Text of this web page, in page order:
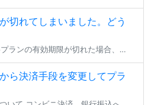
切れてしまいました。どう
毎月1日に参加していた有料プランの有効期限が切れた場合、登録状態は支払い猶予期間へと移行します。 23日23:59までの間、参加中のファンクラブは無料プランへの仮移行状態となり、有効期限を更新せず24日となった場合にその […]
ら決済手段を変更してプラ